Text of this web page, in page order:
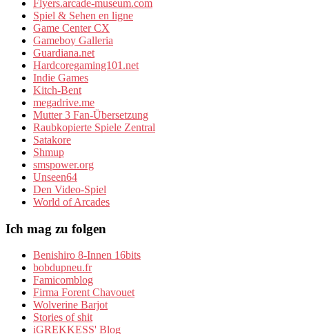
Flyers.arcade-museum.com
Spiel & Sehen en ligne
Game Center CX
Gameboy Galleria
Guardiana.net
Hardcoregaming101.net
Indie Games
Kitch-Bent
megadrive.me
Mutter 3 Fan-Übersetzung
Raubkopierte Spiele Zentral
Satakore
Shmup
smspower.org
Unseen64
Den Video-Spiel
World of Arcades
Ich mag zu folgen
Benishiro 8-Innen 16bits
bobdupneu.fr
Famicomblog
Firma Forent Chavouet
Wolverine Barjot
Stories of shit
iGREKKESS' Blog